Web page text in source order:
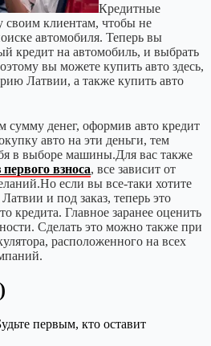
Кредитные
своим клиентам, чтобы не
автомобиля. Теперь вы
кредит на автомобиль, и выбрать
вы можете купить авто здесь,
Латвии, а также купить авто
денег, оформив авто кредит
авто на эти деньги, тем
в выборе машины.Для вас также
взноса, все зависит от
если вы все-таки хотите
и под заказ, теперь это
кредита. Главное заранее оценить
Сделать это можно также при
расположенного на всех
первым, кто оставит